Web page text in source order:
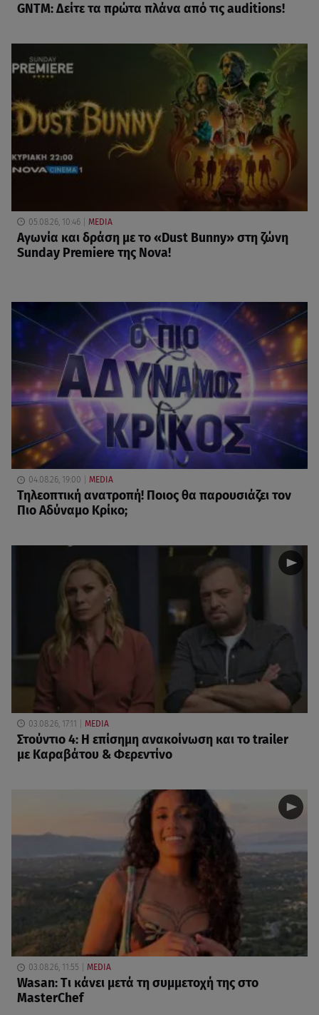
GNTM: Δείτε τα πρώτα πλάνα από τις auditions!
05.08.26, 10:46 MEDIA
Αγωνία και δράση με το «Dust Bunny» στη ζώνη
Sunday Premiere της Nova!
04.08.26, 19:00 MEDIA
Τηλεοπτική ανατροπή! Ποιος θα παρουσιάζει τον
Πιο Αδύναμο Κρίκο;
03.08.26, 17:11 MEDIA
Στούντιο 4: Η επίσημη ανακοίνωση και το trailer
με Καραβάτου & Φερεντίνο
03.08.26, 11:55 MEDIA
Wasan: Tι κάνει μετά τη συμμετοχή της στο
MasterChef